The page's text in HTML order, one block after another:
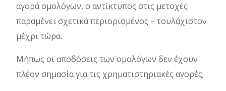
αγορά ομολόγων, ο αντίκτυπος στις μετοχές
παραμένει σχετικά περιορισμένος – τουλάχιστον
μέχρι τώρα.
Μήπως οι αποδόσεις των ομολόγων δεν έχουν
πλέον σημασία για τις χρηματιστηριακές αγορές;